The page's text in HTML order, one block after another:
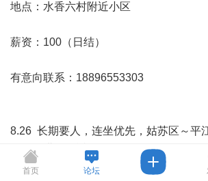
地点：水香六村附近小区
薪资：100（日结）
有意向联系：18896553303
8.26 长期要人，连坐优先，姑苏区～平
路、白塔路附近）10.00-22.00左右、男
店换衣服用餐17/小时 下班结，团结桥夜
首页 论坛